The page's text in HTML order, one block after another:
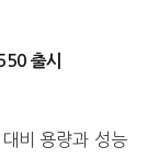
출시
비 용량과 성능